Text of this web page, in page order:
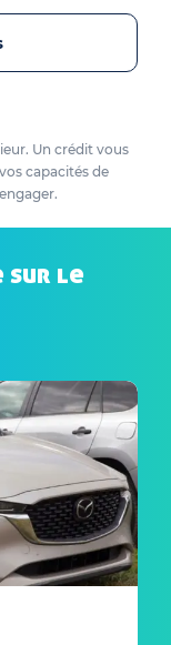
Un crédit vous
capacités de
sur le